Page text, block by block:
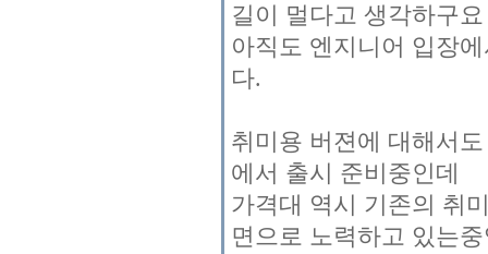
길이 멀다고 생각하구요
아직도 엔지니어 입장
다.
취미용 버젼에 대해서
에서 출시 준비중인데
가격대 역시 기존의 취
면으로 노력하고 있는